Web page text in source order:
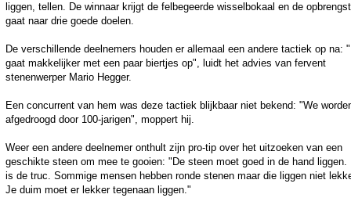
liggen, tellen. De winnaar krijgt de felbegeerde wisselbokaal en de opbrengst
gaat naar drie goede doelen.
De verschillende deelnemers houden er allemaal een andere tactiek op na:
gaat makkelijker met een paar biertjes op", luidt het advies van fervent
stenenwerper Mario Hegger.
Een concurrent van hem was deze tactiek blijkbaar niet bekend: "We
afgedroogd door 100-jarigen", moppert hij.
Weer een andere deelnemer onthult zijn pro-tip over het uitzoeken van een
geschikte steen om mee te gooien: "De steen moet goed in de hand liggen.
is de truc. Sommige mensen hebben ronde stenen maar die liggen niet
Je duim moet er lekker tegenaan liggen."